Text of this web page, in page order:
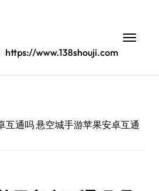
https://www.138shouji.com
互通吗 悬空城手游苹果安卓互通